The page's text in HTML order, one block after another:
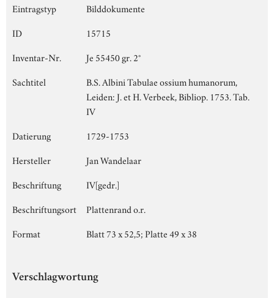
Eintragstyp
Bilddokumente
ID
15715
Inventar-Nr.
Je 55450 gr. 2°
Sachtitel
B.S. Albini Tabulae ossium humanorum,
Leiden: J. et H. Verbeek, Bibliop. 1753. Tab.
IV
Datierung
1729-1753
Hersteller
Jan Wandelaar
Beschriftung
IV[gedr.]
Beschriftungsort
Plattenrand o.r.
Format
Blatt 73 x 52,5; Platte 49 x 38
Verschlagwortung